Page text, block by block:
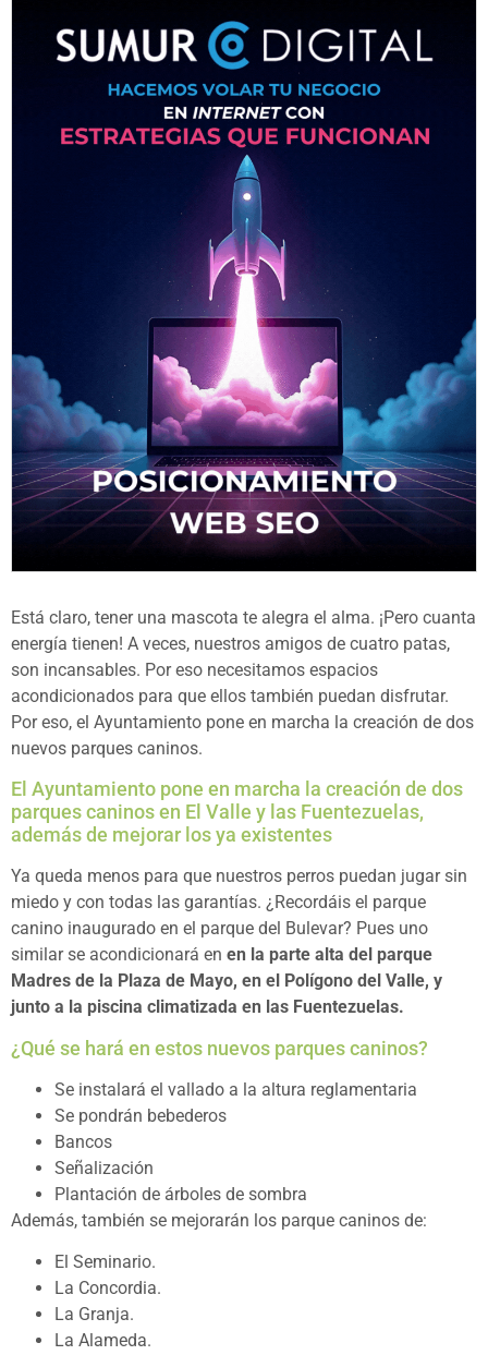
Está claro, tener una mascota te alegra el alma. ¡Pero cuanta
energía tienen! A veces, nuestros amigos de cuatro patas,
son incansables. Por eso necesitamos espacios
acondicionados para que ellos también puedan disfrutar.
Por eso, el Ayuntamiento pone en marcha la creación de dos
nuevos parques caninos.
El Ayuntamiento pone en marcha la creación de dos
parques caninos en El Valle y las Fuentezuelas,
además de mejorar los ya existentes
Ya queda menos para que nuestros perros puedan jugar sin
miedo y con todas las garantías. ¿Recordáis el parque
canino inaugurado en el parque del Bulevar? Pues uno
similar se acondicionará en en la parte alta del parque
Madres de la Plaza de Mayo, en el Polígono del Valle, y
junto a la piscina climatizada en las Fuentezuelas.
¿Qué se hará en estos nuevos parques caninos?
Se instalará el vallado a la altura reglamentaria
Se pondrán bebederos
Bancos
Señalización
Plantación de árboles de sombra
Además, también se mejorarán los parque caninos de:
El Seminario.
La Concordia.
La Granja.
La Alameda.